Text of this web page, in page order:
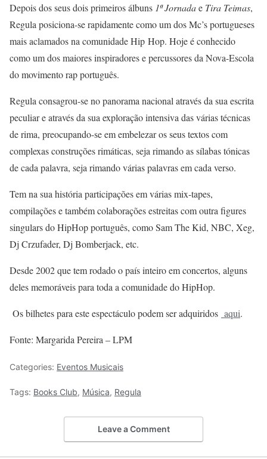
Depois dos seus dois primeiros álbuns 1ª Jornadae Tira Teimas,
Regula posiciona-se rapidamente como um dos Mc’s portugueses
mais aclamados na comunidade Hip Hop. Hoje é conhecido
como um dos maiores inspiradores e percussores da Nova-Escola
do movimento rap português.
Regula consagrou-se no panorama nacional através da sua escrita
peculiar e através da sua exploração intensiva das várias técnicas
de rima, preocupando-se em embelezar os seus textos com
complexas construções rimáticas, seja rimando as sílabas tónicas
de cada palavra, seja rimando várias palavras em cada verso.
Tem na sua história participações em várias mix-tapes,
compilações e também colaborações estreitas com outra figures
singulars do HipHop português, como Sam The Kid, NBC, Xeg,
Dj Crzufader, Dj Bomberjack, etc.
Desde 2002 que tem rodado o país inteiro em concertos, alguns
deles memoráveis para toda a comunidade do HipHop.
Os bilhetes para este espectáculo podem ser adquiridos aqui.
Fonte: Margarida Pereira – LPM
Categories: Eventos Musicais
Tags: Books Club, Música, Regula
Leave a Comment